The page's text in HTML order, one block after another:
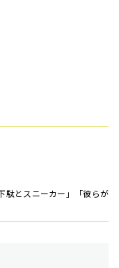
駄とスニーカー」「彼らが